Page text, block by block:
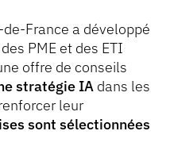
France a développé
PME et des ETI
offre de conseils
stratégie IA dans les
leur
sont sélectionnées